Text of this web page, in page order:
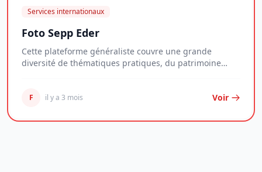
Services internationaux
Foto Sepp Eder
Cette plateforme généraliste couvre une grande
diversité de thématiques pratiques, du patrimoine
F il y a 3 mois Voir